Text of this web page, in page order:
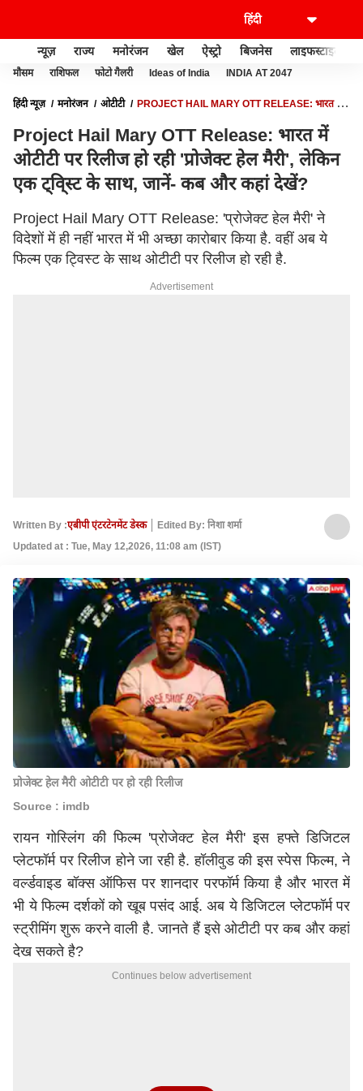
न्यूज़ राज्य मनोरंजन खेल ऐस्ट्रो बिजनेस लाइफस्टाइल
मौसम राशिफल फोटो गैलरी Ideas of India INDIA AT 2047
हिंदी न्यूज़ मनोरंजन ओटीटी
PROJECT HAIL MARY OTT RELEASE: भारत में
Project Hail Mary OTT Release: भारत में
ओटीटी पर रिलीज हो रही 'प्रोजेक्ट हेल मैरी', लेकिन
एक ट्वि्स्ट के साथ, जानें- कब और कहां देखें?
Project Hail Mary OTT Release: 'प्रोजेक्ट हेल मैरी' ने
विदेशों में ही नहीं भारत में भी अच्छा कारोबार किया है. वहीं अब ये
फिल्म एक ट्विस्ट के साथ ओटीटी पर रिलीज हो रही है.
Advertisement
Written By :एबीपी एंटरटेनमेंट डेस्क
Edited By: निशा शर्मा
Updated at : Tue, May 12,2026, 11:08 am (IST)
प्रोजेक्ट हेल मैरी ओटीटी पर हो रही रिलीज
Source : imdb
रायन गोस्लिंग की फिल्म 'प्रोजेक्ट हेल मैरी' इस हफ्ते डिजिटल
प्लेटफॉर्म पर रिलीज होने जा रही है. हॉलीवुड की इस स्पेस फिल्म, ने
वर्ल्डवाइड बॉक्स ऑफिस पर शानदार परफॉर्म किया है और भारत में
भी ये फिल्म दर्शकों को खूब पसंद आई. अब ये डिजिटल प्लेटफॉर्म पर
स्ट्रीमिंग शुरू करने वाली है. जानते हैं इसे ओटीटी पर कब और कहां
देख सकते है?
Continues below advertisement